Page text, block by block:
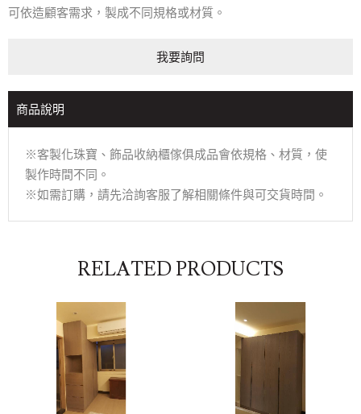
可依造顧客需求，製成不同規格或材質。
我要詢問
商品說明
※客製化珠寶、飾品收納櫃傢俱成品會依規格、材質，使
製作時間不同。
※如需訂購，請先洽詢客服了解相關條件與可交貨時間。
RELATED PRODUCTS